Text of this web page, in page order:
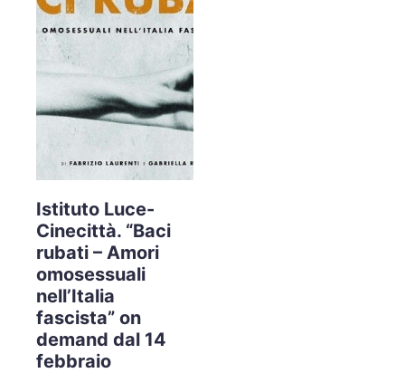
Istituto Luce-
Cinecittà. “Baci
rubati – Amori
omosessuali
nell’Italia
fascista” on
demand dal 14
febbraio